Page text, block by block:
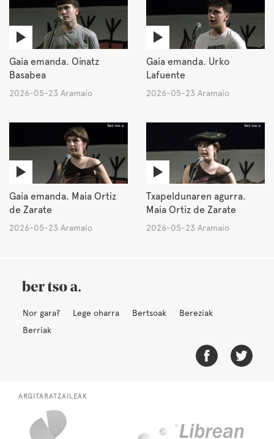
Gaia emanda. Oinatz
Basabea
2026-05-23 Aramaio
Gaia emanda. Urko
Lafuente
2026-05-23 Aramaio
Gaia emanda. Maia Ortiz
de Zarate
2026-05-23 Aramaio
Txapeldunaren agurra.
Maia Ortiz de Zarate
2026-05-23 Aramaio
Nor gara? Lege oharra Bertsoak
Bereziak
Berriak
ARGITARATZAILEAK